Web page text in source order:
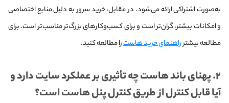
به‌صورت اشتراکی ارائه می‌شود. در مقابل، خرید سرور به دلیل منابع اختصاصی
و امکانات بیشتر، گران‌تر است و برای کسب‌وکارهای بزرگ‌تر مناسب‌تر است. برای
مطالعه بیشترراهنمای خرید هاسترا مطالعه کنید.
۲. پهنای باند هاست چه تأثیری بر عملکرد سایت دارد و
آیا قابل کنترل از طریق کنترل پنل هاست است؟